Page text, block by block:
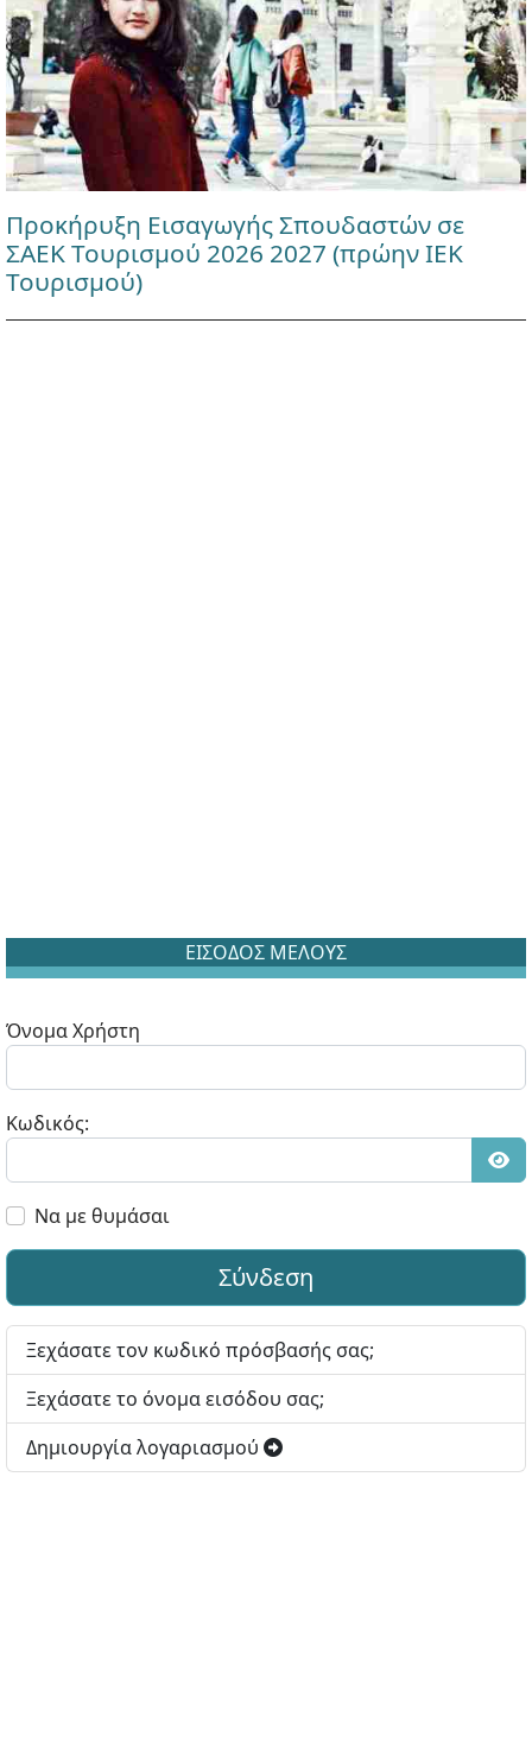
Προκήρυξη Εισαγωγής Σπουδαστών σε
ΣΑΕΚ Τουρισμού 2026 2027 (πρώην ΙΕΚ
Τουρισμού)
ΕΙΣΟΔΟΣ ΜΕΛΟΥΣ
Όνομα Χρήστη
Κωδικός:
Να με θυμάσαι
Σύνδεση
Ξεχάσατε τον κωδικό πρόσβασής σας;
Ξεχάσατε το όνομα εισόδου σας;
Δημιουργία λογαριασμού